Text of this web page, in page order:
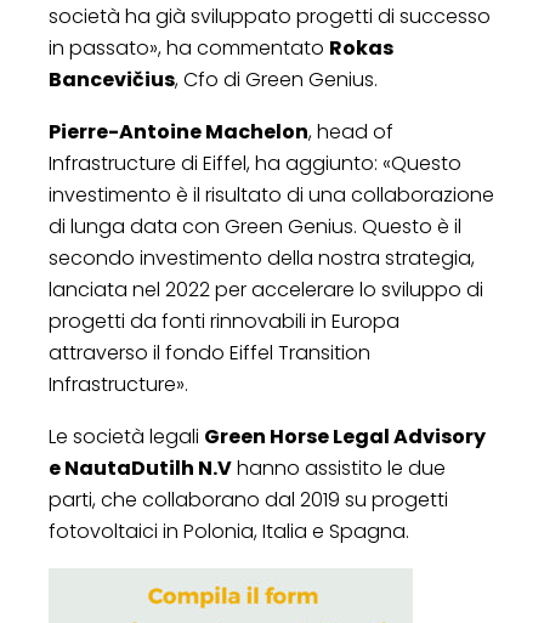
società ha già sviluppato progetti di successo
in passato», ha commentato Rokas
Bancevičius, Cfo di Green Genius.
Pierre-Antoine Machelon, head of
Infrastructure di Eiffel, ha aggiunto: «Questo
investimento è il risultato di una collaborazione
di lunga data con Green Genius. Questo è il
secondo investimento della nostra strategia,
lanciata nel 2022 per accelerare lo sviluppo di
progetti da fonti rinnovabili in Europa
attraverso il fondo Eiffel Transition
Infrastructure».
Le società legali Green Horse Legal Advisory
e NautaDutilh N.Vhanno assistito le due
parti, che collaborano dal 2019 su progetti
fotovoltaici in Polonia, Italia e Spagna.